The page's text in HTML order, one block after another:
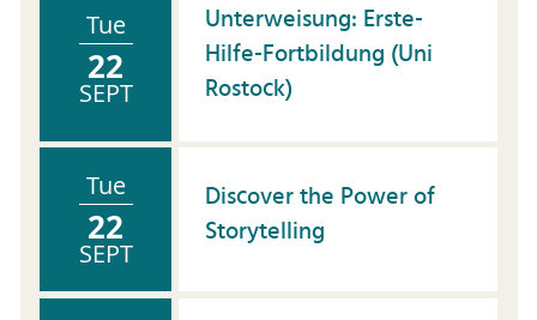
Tue
22
SEPT
Unterweisung: Erste-
Hilfe-Fortbildung (Uni
Rostock)
Tue
22
SEPT
Discover the Power of
Storytelling